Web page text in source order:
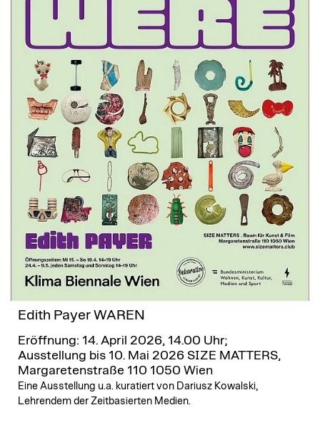
Edith Payer WAREN
Eröffnung: 14. April 2026, 14.00 Uhr;
Ausstellung bis 10. Mai 2026 SIZE MATTERS,
Margaretenstraße 110 1050 Wien
Eine Ausstellung u.a. kuratiert von Dariusz Kowalski,
Lehrendem der Zeitbasierten Medien.